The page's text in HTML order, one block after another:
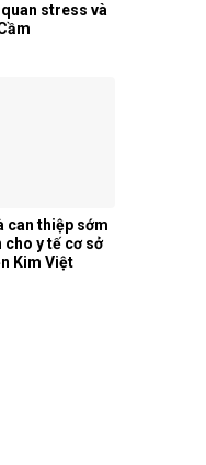
stress và
can thiệp sớm
cho y tế cơ sở
Kim Việt